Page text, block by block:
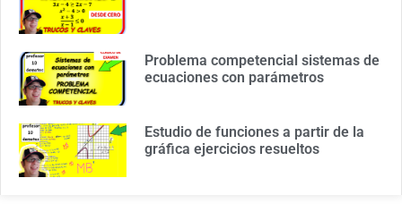
Problema competencial sistemas de
ecuaciones con parámetros
Estudio de funciones a partir de la
gráfica ejercicios resueltos